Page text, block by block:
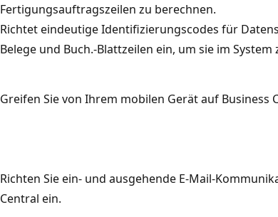
Fertigungsauftragszeilen zu berechnen.
Richtet eindeutige Identifizierungscodes für
Belege und Buch.-Blattzeilen ein, um sie im System
Greifen Sie von Ihrem mobilen Gerät auf Business
Richten Sie ein- und ausgehende E-Mail-
Central ein.